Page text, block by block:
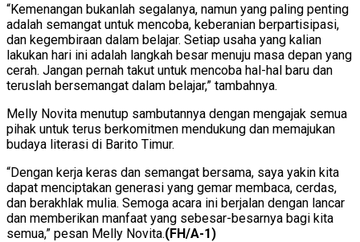
“Kemenangan bukanlah segalanya, namun yang paling penting
adalah semangat untuk mencoba, keberanian berpartisipasi,
dan kegembiraan dalam belajar. Setiap usaha yang kalian
lakukan hari ini adalah langkah besar menuju masa depan yang
cerah. Jangan pernah takut untuk mencoba hal-hal baru dan
teruslah bersemangat dalam belajar,” tambahnya.
Melly Novita menutup sambutannya dengan mengajak semua
pihak untuk terus berkomitmen mendukung dan memajukan
budaya literasi di Barito Timur.
“Dengan kerja keras dan semangat bersama, saya yakin kita
dapat menciptakan generasi yang gemar membaca, cerdas,
dan berakhlak mulia. Semoga acara ini berjalan dengan lancar
dan memberikan manfaat yang sebesar-besarnya bagi kita
semua,” pesan Melly Novita.(FH/A-1)